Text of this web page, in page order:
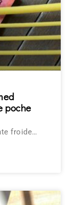
poche
froide…